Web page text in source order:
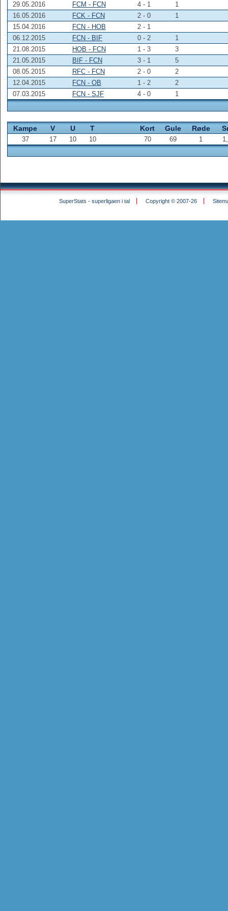
29.05.2016
FCM - FCN 4 - 1
1
16.05.2016
FCK - FCN 2 - 0
1
15.04.2016
FCN - HOB
2 - 1
06.12.2015
FCN - BIF 0 - 2
1
21.08.2015
HOB - FCN 1 - 3
3
21.05.2015
BIF - FCN 3 - 1
5
08.05.2015
RFC - FCN 2 - 0
2
12.04.2015
FCN - OB 1 - 2
2
07.03.2015
FCN - SJF 4 - 0 1
Kampe V U T Kort Gule Røde
37 17 10 10 70 69 1
SuperStats - superligaen i tal Copyright © 2007-26